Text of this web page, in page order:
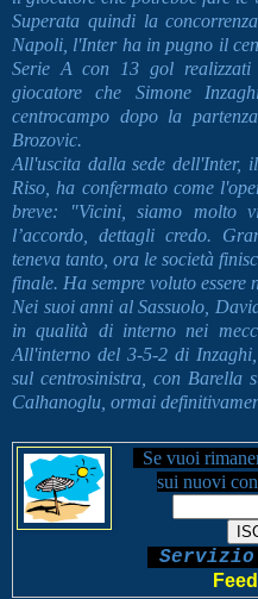
Superata quindi la
Napoli, l'Inter ha in pugno il
Serie A con 13 gol
giocatore che Simone
centrocampo dopo la
Brozovic.
All'uscita dalla sede dell'Inter,
Riso, ha confermato come
breve: "Vicini, siamo molto
l’accordo, dettagli credo.
teneva tanto, ora le società
finale. Ha sempre voluto essere
Nei suoi anni al Sassuolo,
in qualità di interno nei
All'interno del 3-5-2 di
sul centrosinistra, con Barella
Calhanoglu, ormai
Se vuoi
sui nuovi